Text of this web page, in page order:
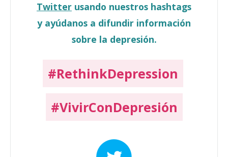
Twitter usando nuestros hashtags
y ayúdanos a difundir información
sobre la depresión.
#RethinkDepression
#VivirConDepresión